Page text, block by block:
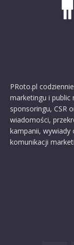
PRoto.pl
marketingu i public
sponsoringu, CSR
wiadomości,
kampanii, wywiady
komunikacji